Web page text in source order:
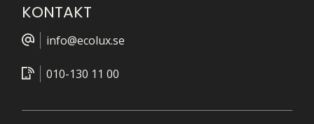
KONTAKT
info@ecolux.se
010-130 11 00